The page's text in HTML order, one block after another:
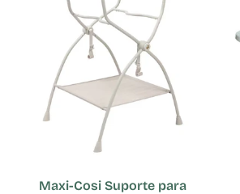
Maxi-Cosi Suporte para